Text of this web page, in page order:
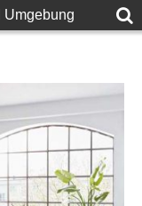
Umgebung